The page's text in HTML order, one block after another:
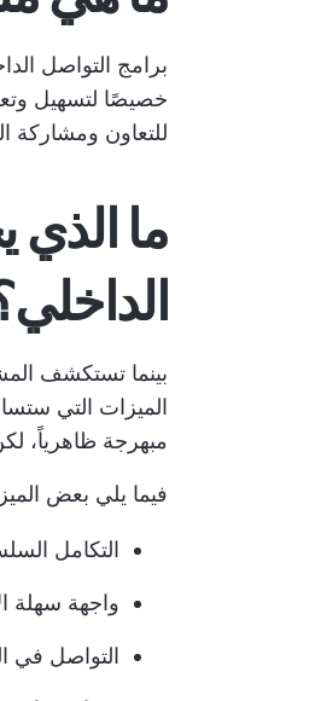
برامج التواصل
خصيصًا لتسهيل
للتعاون ومشاركة
ما
بينما تستكشف
الميزات التي
مبهرجة ظاهرياً،
فيما يلي بعض
التكامل
واجهة سهلة
التواصل في